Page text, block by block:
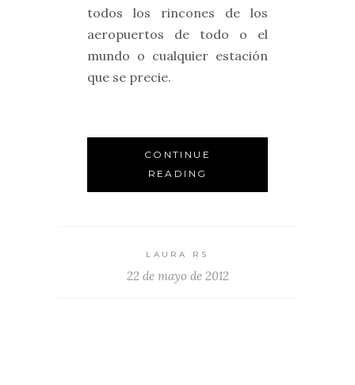
todos los rincones de los
aeropuertos de todo o el
mundo o cualquier estación
que se precie.
CONTINUE
READING
LAURA RS
22 de mayo de 2012